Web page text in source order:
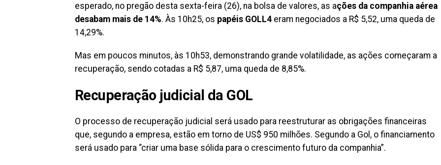
esperado, no pregão desta sexta-feira (26), na bolsa de valores, as ações da companhia aérea
desabam mais de 14%. Às 10h25, os papéis GOLL4 eram negociados a R$ 5,52, uma queda de
14,29%.
Mas em poucos minutos, às 10h53, demonstrando grande volatilidade, as ações começaram a
recuperação, sendo cotadas a R$ 5,87, uma queda de 8,85%.
Recuperação judicial da GOL
O processo de recuperação judicial será usado para reestruturar as obrigações financeiras
que, segundo a empresa, estão em torno de US$ 950 milhões. Segundo a Gol, o financiamento
será usado para “criar uma base sólida para o crescimento futuro da companhia”.